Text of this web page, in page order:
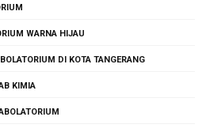
WARNA HIJAU
DI KOTA TANGERANG
KIMIA